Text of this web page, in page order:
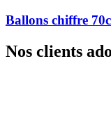
Ballons chiffre
Nos clients